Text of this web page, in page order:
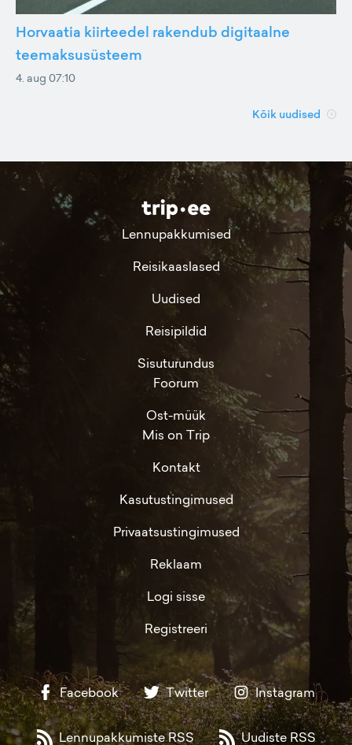
Horvaatia kiirteedel rakendub digitaalne
teemaksusüsteem
4. aug 07:10
Kõik uudised
Lennupakkumised
Reisikaaslased
Uudised
Reisipildid
Sisuturundus
Foorum
Ost-müük
Mis on Trip
Kontakt
Kasutustingimused
Privaatsustingimused
Reklaam
Logi sisse
Registreeri
Facebook Twitter Instagram
Lennupakkumiste RSS Uudiste RSS